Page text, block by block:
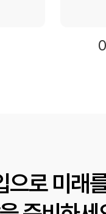
으로 미래